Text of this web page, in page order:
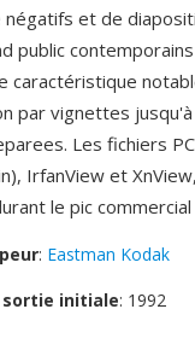
et de
public
caractéristique
par vignettes
Les fichiers
IrfanView et
le pic
: Eastman Kodak
sortie initiale: 1992